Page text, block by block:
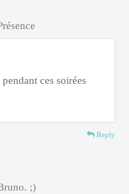
ces soirées
Reply
;)